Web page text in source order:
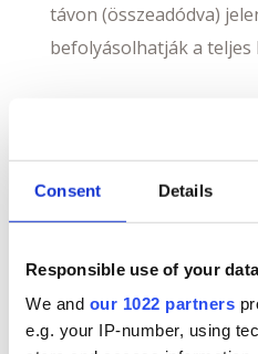
Consent Details
Responsible use of your data
We and our 1022 partners
e.g. your IP-number, using
távon (összeadódva)
befolyásolhatják a teljes
Az e-pénztárgépek
azonban ezek
alacsonyabbak, mint
ePénztárgép